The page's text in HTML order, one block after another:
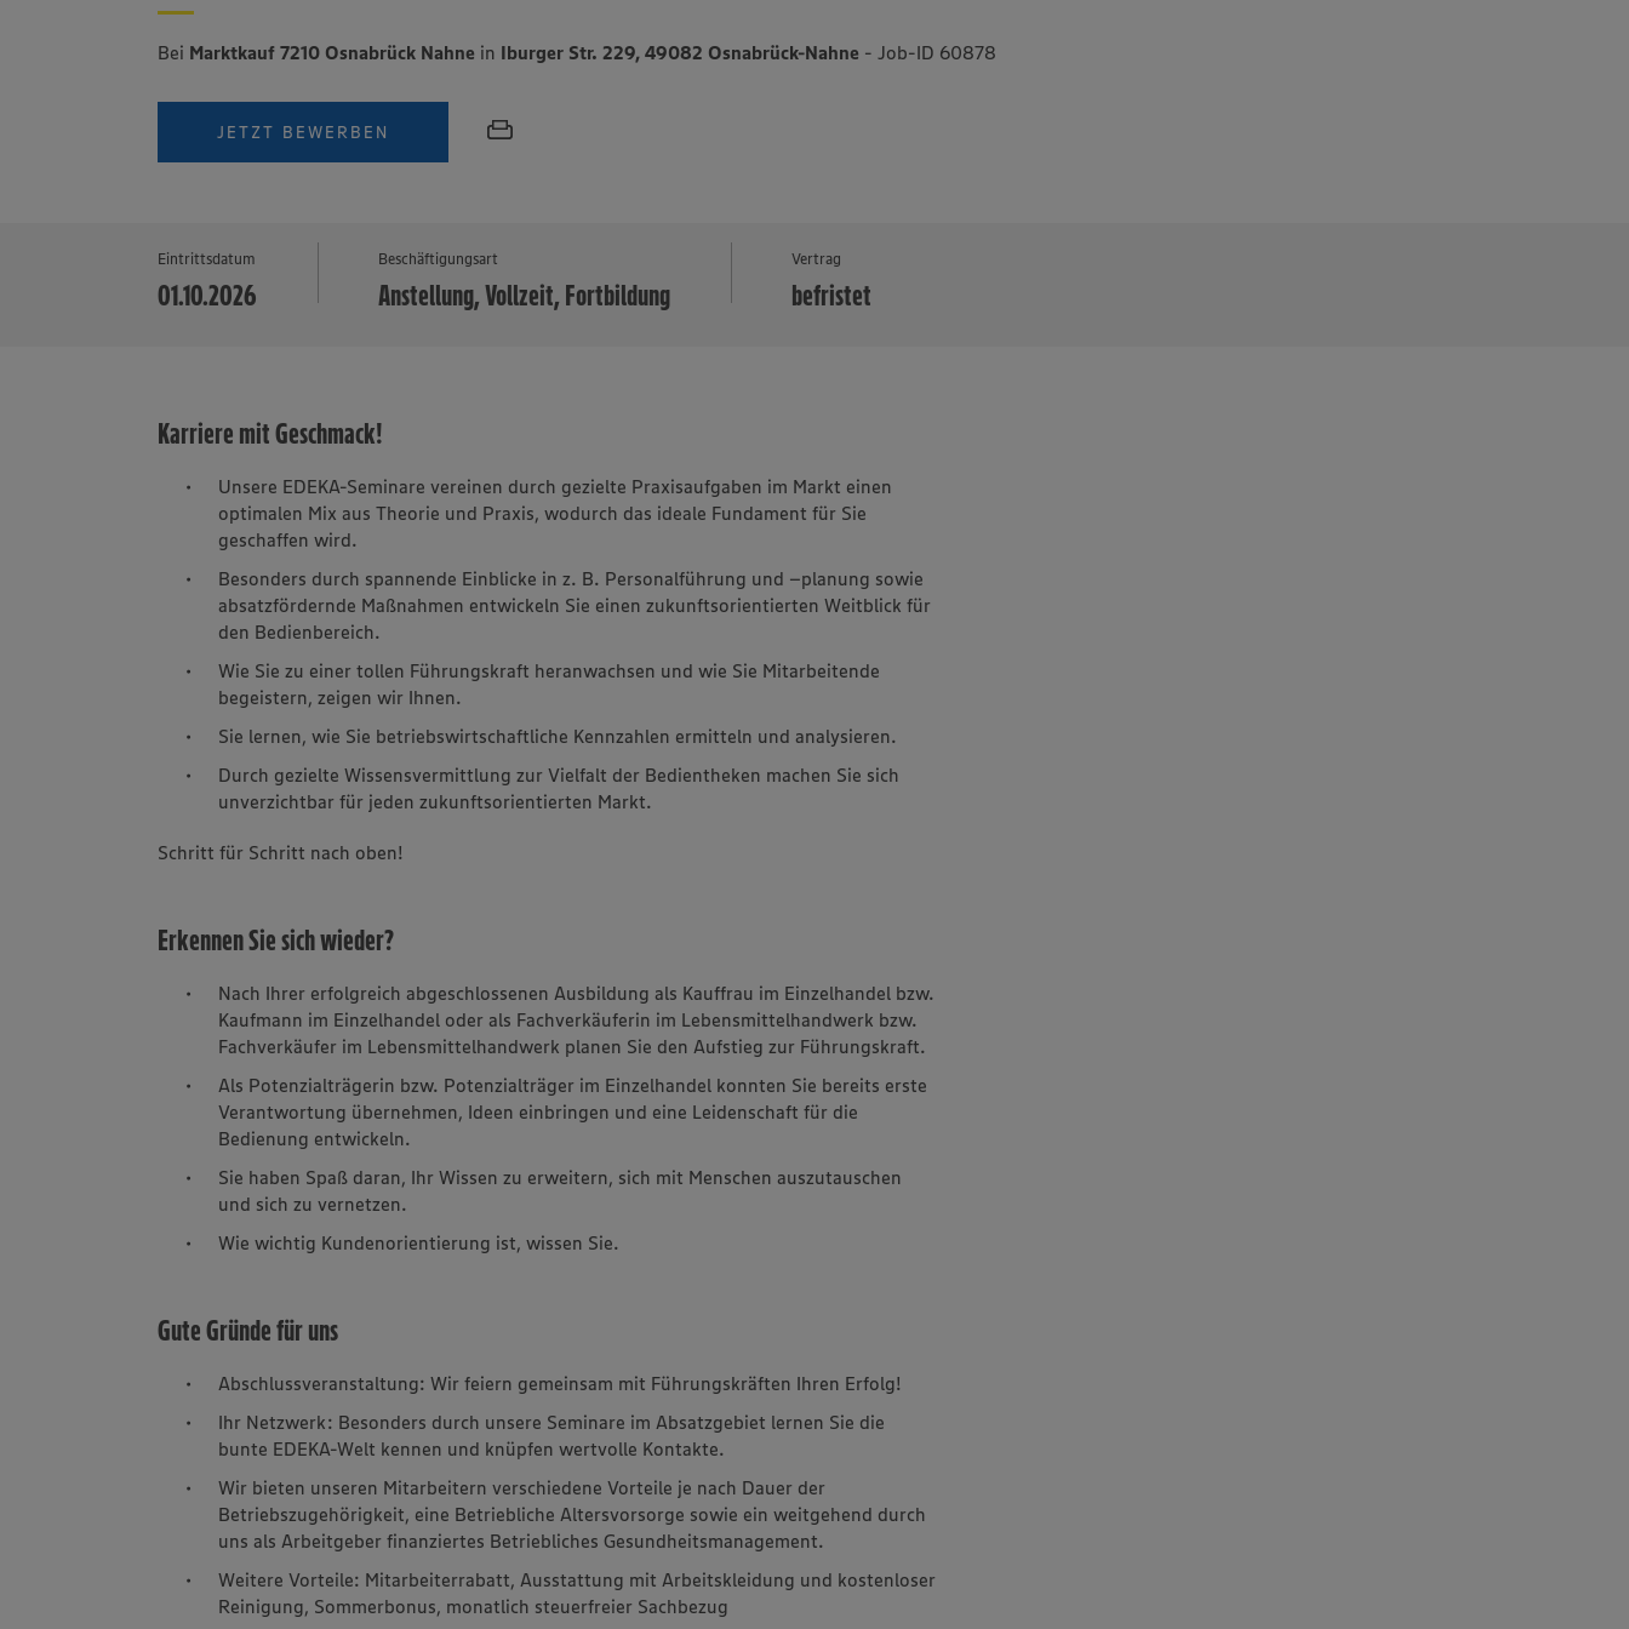
Bei Marktkauf 7210 Osnabrück Nahne in Iburger Str. 229, 49082 Osnabrück-Nahne - Job-ID 60878
JETZT BEWERBEN
Eintrittsdatum
01.10.2026
Beschäftigungsart
Anstellung, Vollzeit, Fortbildung
Vertrag
befristet
Karriere mit Geschmack!
Unsere EDEKA-Seminare vereinen durch gezielte Praxisaufgaben im Markt einen
optimalen Mix aus Theorie und Praxis, wodurch das ideale Fundament für Sie
geschaffen wird.
Besonders durch spannende Einblicke in z. B. Personalführung und –planung sowie
absatzfördernde Maßnahmen entwickeln Sie einen zukunftsorientierten Weitblick für
den Bedienbereich.
Wie Sie zu einer tollen Führungskraft heranwachsen und wie Sie Mitarbeitende
begeistern, zeigen wir Ihnen.
Sie lernen, wie Sie betriebswirtschaftliche Kennzahlen ermitteln und analysieren.
Durch gezielte Wissensvermittlung zur Vielfalt der Bedientheken machen Sie sich
unverzichtbar für jeden zukunftsorientierten Markt.
Schritt für Schritt nach oben!
Erkennen Sie sich wieder?
Nach Ihrer erfolgreich abgeschlossenen Ausbildung als Kauffrau im Einzelhandel bzw.
Kaufmann im Einzelhandel oder als Fachverkäuferin im Lebensmittelhandwerk bzw.
Fachverkäufer im Lebensmittelhandwerk planen Sie den Aufstieg zur Führungskraft.
Als Potenzialträgerin bzw. Potenzialträger im Einzelhandel konnten Sie bereits erste
Verantwortung übernehmen, Ideen einbringen und eine Leidenschaft für die
Bedienung entwickeln.
Sie haben Spaß daran, Ihr Wissen zu erweitern, sich mit Menschen auszutauschen
und sich zu vernetzen.
Wie wichtig Kundenorientierung ist, wissen Sie.
Gute Gründe für uns
Abschlussveranstaltung: Wir feiern gemeinsam mit Führungskräften Ihren Erfolg!
Ihr Netzwerk: Besonders durch unsere Seminare im Absatzgebiet lernen Sie die
bunte EDEKA-Welt kennen und knüpfen wertvolle Kontakte.
Wir bieten unseren Mitarbeitern verschiedene Vorteile je nach Dauer der
Betriebszugehörigkeit, eine Betriebliche Altersvorsorge sowie ein weitgehend durch
uns als Arbeitgeber finanziertes Betriebliches Gesundheitsmanagement.
Weitere Vorteile: Mitarbeiterrabatt, Ausstattung mit Arbeitskleidung und kostenloser
Reinigung, Sommerbonus, monatlich steuerfreier Sachbezug